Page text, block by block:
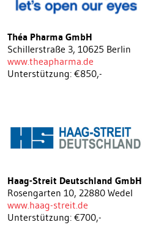
Théa Pharma GmbH
Schillerstraße 3, 10625 Berlin
www.theapharma.de
Unterstützung: €850,-
Haag-Streit Deutschland GmbH
Rosengarten 10, 22880 Wedel
www.haag-streit.de
Unterstützung: €700,-